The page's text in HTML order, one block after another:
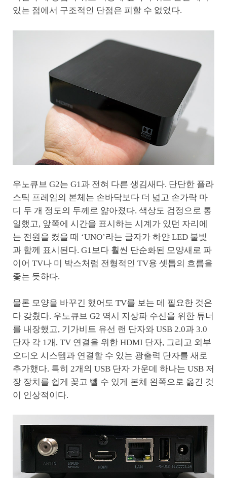
있는 점에서 구조적인 단점은 피할 수 없었다.
우노큐브 G2는 G1과 전혀 다른 생김새다. 단단한 플라
스틱 프레임의 본체는 손바닥보다 더 넓고 손가락 마
디 두 개 정도의 두께로 얇아졌다. 색상도 검정으로 통
일했고, 앞쪽에 시간을 표시하는 시계가 있던 자리에
는 전원을 켰을 때 ‘UNO’라는 글자가 하얀 LED 불빛
과 함께 표시된다. G1보다 훨씬 단순화된 모양새로 파
이어 TV나 미 박스처럼 전형적인 TV용 셋톱의 흐름을
좇는 듯하다.
물론 모양을 바꾸긴 했어도 TV를 보는 데 필요한 것은
다 갖췄다. 우노큐브 G2 역시 지상파 수신을 위한 튜너
를 내장했고, 기가비트 유선 랜 단자와 USB 2.0과 3.0
단자 각 1개, TV 연결을 위한 HDMI 단자, 그리고 외부
오디오 시스템과 연결할 수 있는 광출력 단자를 새로
추가했다. 특히 2개의 USB 단자 가운데 하나는 USB 저
장 장치를 쉽게 꽂고 뺄 수 있게 본체 왼쪽으로 옮긴 것
이 인상적이다.